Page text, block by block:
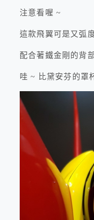
注意看喔 ~
這款飛翼可是又弧
配合著鐵金剛的背
哇 ~ 比黛安芬的罩